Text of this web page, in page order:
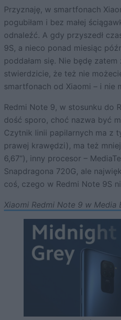
Przyznaję, w smartfonach
pogubiłam i bez małej
odnaleźć. A gdy przyszedł
9S, a nieco ponad miesiąc
poddałam się. Nie będę
stwierdzicie, że też nie
smartfonach od Xiaomi – i nie
Redmi Note 9, w stosunku do
dość sporo, choć nazwa być
Czytnik linii papilarnych ma z
prawej krawędzi), ma też
6,67”), inny procesor –
Snapdragona 720G, ale
coś, czego w Redmi Note 9S
Xiaomi Redmi Note 9 w Media